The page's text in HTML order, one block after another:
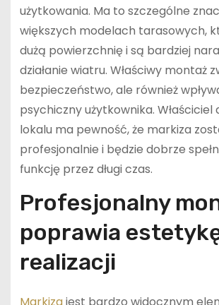
użytkowania. Ma to szczególne
większych modelach tarasowych,
dużą powierzchnię i są bardziej
działanie wiatru. Właściwy montaż
bezpieczeństwo, ale również
psychiczny użytkownika. Właściciel
lokalu ma pewność, że markiza
profesjonalnie i będzie dobrze
funkcję przez długi czas.
Profesjonalny
poprawia
realizacji